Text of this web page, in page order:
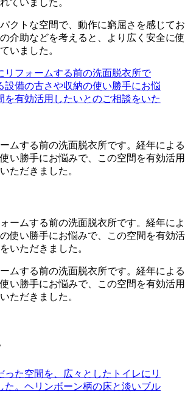
クトな空間で、動作に窮屈さを感じてお
介助などを考えると、より広く安全に使
いました。
ムする前の洗面脱衣所です。経年による
い勝手にお悩みで、この空間を有効活用
ただきました。
ムする前の洗面脱衣所です。経年による
い勝手にお悩みで、この空間を有効活用
ただきました。